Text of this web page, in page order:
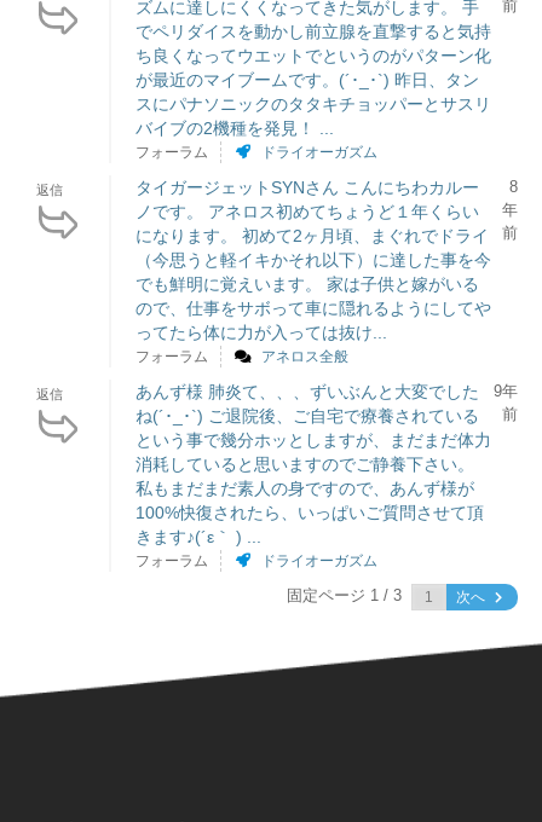
ズムに達しにくくなってきた気がします。 手
でペリダイスを動かし前立腺を直撃すると気持
ち良くなってウエットでというのがパターン化
が最近のマイブームです。(´･_･`) 昨日、タン
スにパナソニックのタタキチョッパーとサスリ
バイブの2機種を発見！ ...
前
フォーラム ドライオーガズム
返信
タイガージェットSYNさん こんにちわカルー
ノです。 アネロス初めてちょうど１年くらい
になります。 初めて2ヶ月頃、まぐれでドライ
（今思うと軽イキかそれ以下）に達した事を今
でも鮮明に覚えいます。 家は子供と嫁がいる
ので、仕事をサボって車に隠れるようにしてや
ってたら体に力が入っては抜け...
8
年
前
フォーラム アネロス全般
返信
あんず様 肺炎て、、、ずいぶんと大変でした
ね(´･_･`) ご退院後、ご自宅で療養されている
という事で幾分ホッとしますが、まだまだ体力
消耗していると思いますのでご静養下さい。
私もまだまだ素人の身ですので、あんず様が
100%快復されたら、いっぱいご質問させて頂
きます♪(´ε｀ ) ...
9年
前
フォーラム ドライオーガズム
固定ページ 1 / 3 次へ